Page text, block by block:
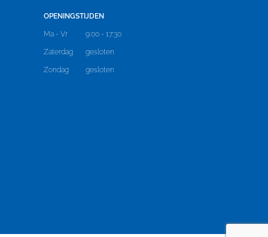
OPENINGSTIJDEN
Ma - Vr 9:00 - 17:30
Zaterdag gesloten
Zondag gesloten